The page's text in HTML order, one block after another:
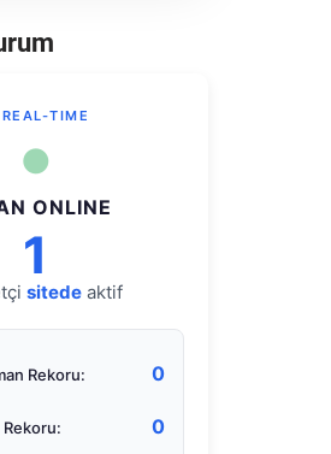
REAL-TIME
●
ONLINE
1
sitedeaktif
Rekoru: 0
0